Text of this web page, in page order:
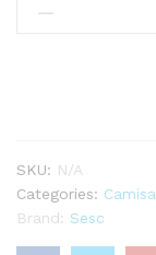
CAMISA
SKU: N/A
Categories: Camisa
Brand: Sesc